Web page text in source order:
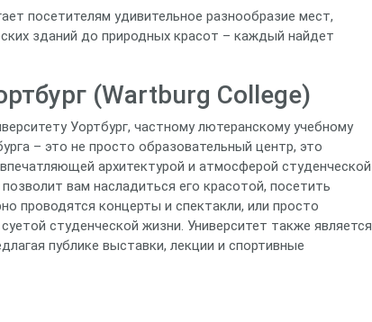
посетителям удивительное разнообразие мест,
зданий до природных красот – каждый найдет
(Wartburg College)
Уортбург, частному лютеранскому учебному
– это не просто образовательный центр, это
архитектурой и атмосферой студенческой
вам насладиться его красотой, посетить
проводятся концерты и спектакли, или просто
студенческой жизни. Университет также является
публике выставки, лекции и спортивные